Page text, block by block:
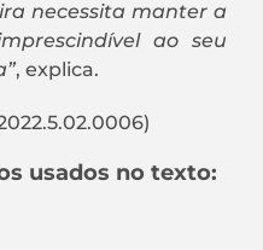
necessita manter a
ao seu
, explica.
usados no texto: